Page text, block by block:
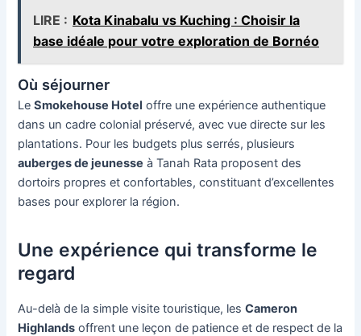
LIRE : Kota Kinabalu vs Kuching : Choisir la
base idéale pour votre exploration de Bornéo
Où séjourner
LeSmokehouse Hotel offre une expérience authentique
dans un cadre colonial préservé, avec vue directe sur les
plantations. Pour les budgets plus serrés, plusieurs
auberges de jeunesse à Tanah Rata proposent des
dortoirs propres et confortables, constituant d’excellentes
bases pour explorer la région.
Une expérience qui transforme le
regard
Au-delà de la simple visite touristique, lesCameron
Highlands offrent une leçon de patience et de respect de la